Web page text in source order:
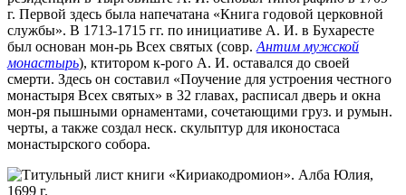
г. Первой здесь была напечатана «Книга годовой церковной
службы». В 1713-1715 гг. по инициативе А. И. в Бухаресте
был основан мон-рь Всех святых (совр. Антим мужской
монастырь), ктитором к-рого А. И. оставался до своей
смерти. Здесь он составил «Поучение для устроения честного
монастыря Всех святых» в 32 главах, расписал дверь и окна
мон-ря пышными орнаментами, сочетающими груз. и румын.
черты, а также создал неск. скульптур для иконостаса
монастырского собора.